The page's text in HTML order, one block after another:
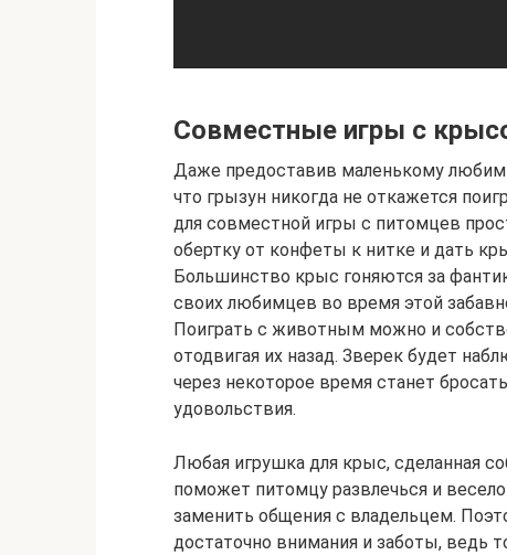
Совместные игры с
Даже предоставив маленькому
что грызун никогда не откажется
для совместной игры с питомцев
обертку от конфеты к нитке и дать
Большинство крыс гоняются за
своих любимцев во время этой
Поиграть с животным можно и
отодвигая их назад. Зверек будет
через некоторое время станет
удовольствия.
Любая игрушка для крыс, сделанная
поможет питомцу развлечься и
заменить общения с владельцем.
достаточно внимания и заботы, ведь